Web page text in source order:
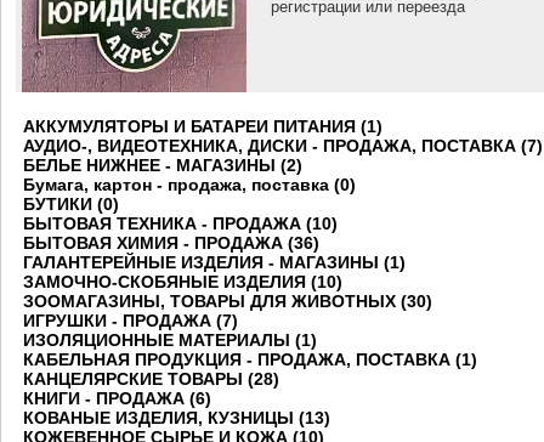
регистрации или переезда
АККУМУЛЯТОРЫ И БАТАРЕИ ПИТАНИЯ (1)
АУДИО-, ВИДЕОТЕХНИКА, ДИСКИ - ПРОДАЖА, ПОСТАВКА (7)
БЕЛЬЕ НИЖНЕЕ - МАГАЗИНЫ (2)
Бумага, картон - продажа, поставка (0)
БУТИКИ (0)
БЫТОВАЯ ТЕХНИКА - ПРОДАЖА (10)
БЫТОВАЯ ХИМИЯ - ПРОДАЖА (36)
ГАЛАНТЕРЕЙНЫЕ ИЗДЕЛИЯ - МАГАЗИНЫ (1)
ЗАМОЧНО-СКОБЯНЫЕ ИЗДЕЛИЯ (10)
ЗООМАГАЗИНЫ, ТОВАРЫ ДЛЯ ЖИВОТНЫХ (30)
ИГРУШКИ - ПРОДАЖА (7)
ИЗОЛЯЦИОННЫЕ МАТЕРИАЛЫ (1)
КАБЕЛЬНАЯ ПРОДУКЦИЯ - ПРОДАЖА, ПОСТАВКА (1)
КАНЦЕЛЯРСКИЕ ТОВАРЫ (28)
КНИГИ - ПРОДАЖА (6)
КОВАНЫЕ ИЗДЕЛИЯ, КУЗНИЦЫ (13)
КОЖЕВЕННОЕ СЫРЬЕ И КОЖА (10)